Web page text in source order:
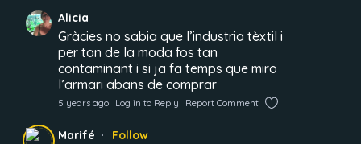
Alicia
Gràcies no sabia que l’industria tèxtil i
per tan de la moda fos tan
contaminant i si ja fa temps que miro
l’armari abans de comprar
5 years ago Log in to Reply Report Comment
Marifé Follow